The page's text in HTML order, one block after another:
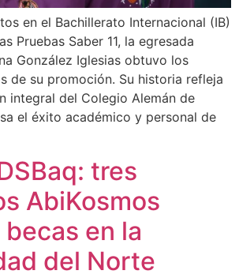
en el Bachillerato Internacional (IB)
Pruebas Saber 11, la egresada
González Iglesias obtuvo los
de su promoción. Su historia refleja
integral del Colegio Alemán de
el éxito académico y personal de
tres
AbiKosmos
en la
del Norte